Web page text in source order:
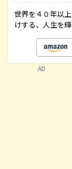
世界を４０年以
けする、人生を
AD